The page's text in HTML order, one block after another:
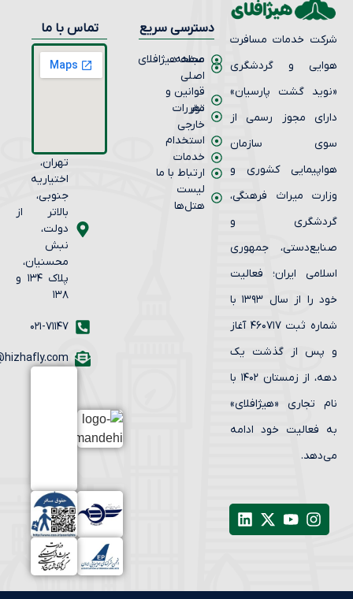
خدمات مسافرت
و گردشگری
گشت پارسیان»
مجوز رسمی از
سازمان
کشوری و
میراث فرهنگی،
و
جمهوری
ایران؛ فعالیت
خود را از سال ۱۳۹۳ با
شماره ثبت ۴۶۰۷۱۷ آغاز
پس از گذشت یک
دهه، از زمستان ۱۴۰۲ با
تجاری «هیژافلای»
فعالیت خود ادامه
دسترسی سریع
صفحه
اصلی
تور
خارجی
خدمات
لیست
هتل‌ها
مجله هیژافلای
قوانین و
مقررات
استخدام
ارتباط با ما
تماس با ما
تهران،
اختیاریه
جنوبی،
بالاتر از
دولت،
محسنیان،
پلاک ۱۳۴ و
۰۲۱-۷۱۱۴۷
info@hizhafly.com